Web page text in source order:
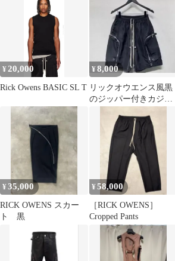
¥ 20,000
Rick Owens BASIC SL T
¥8,000
リックオウエンス風黒
のジッパー付きカジュ
¥35,000
RICK OWENS スカー
ト 黒
¥58,000
［RICK OWENS］
Cropped Pants